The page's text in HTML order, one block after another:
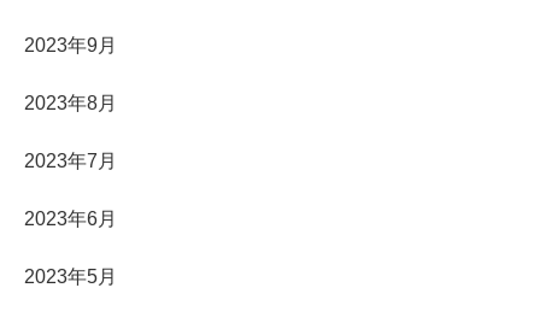
2023年9月
2023年8月
2023年7月
2023年6月
2023年5月